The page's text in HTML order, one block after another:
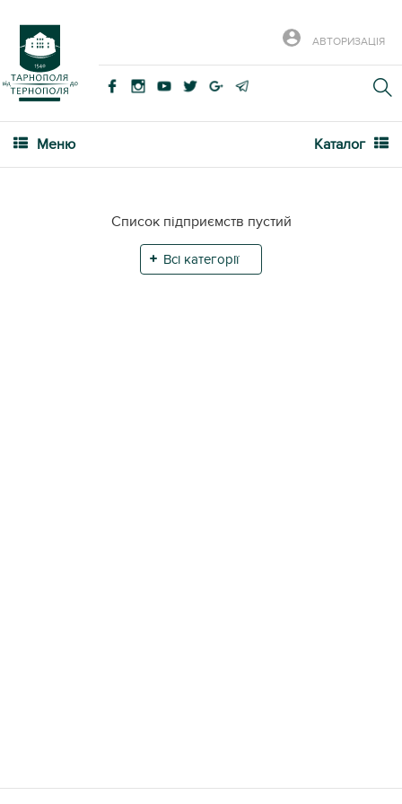
АВТОРИЗАЦІЯ
Меню Каталог
Список підприємств пустий
Всі категорії